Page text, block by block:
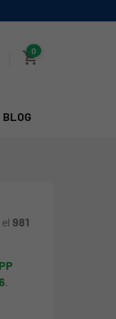
shopping_cart
0
BLOG
981